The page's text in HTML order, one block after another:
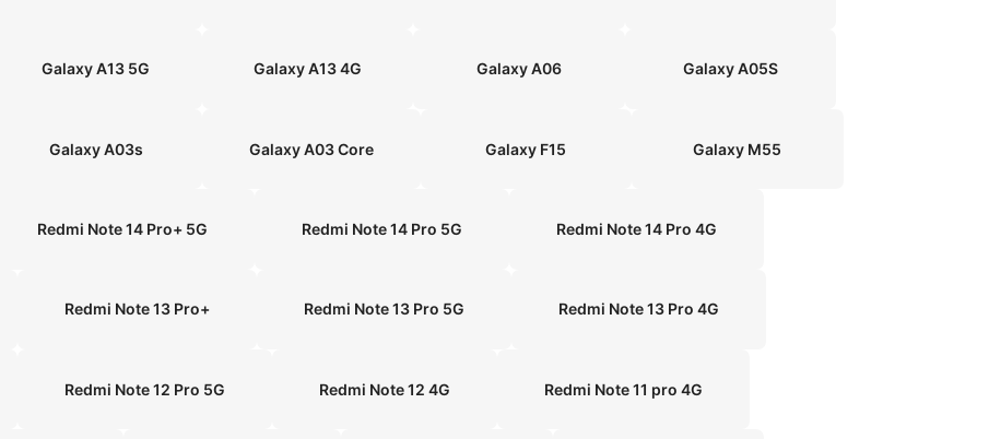
Galaxy A13 5G Galaxy A13 4G Galaxy A06 Galaxy A05S
Galaxy A03s Galaxy A03 Core Galaxy F15 Galaxy M55
Redmi Note 14 Pro+ 5G Redmi Note 14 Pro 5G Redmi Note 14 Pro 4G
Redmi Note 13 Pro+ Redmi Note 13 Pro 5G Redmi Note 13 Pro 4G
Redmi Note 12 Pro 5G Redmi Note 12 4G Redmi Note 11 pro 4G